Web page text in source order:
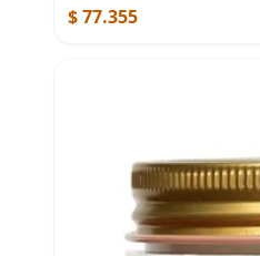
$ 77.355